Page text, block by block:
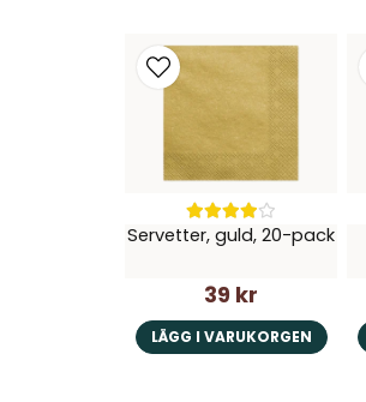
Servetter, guld, 20-pack
39 kr
LÄGG I VARUKORGEN